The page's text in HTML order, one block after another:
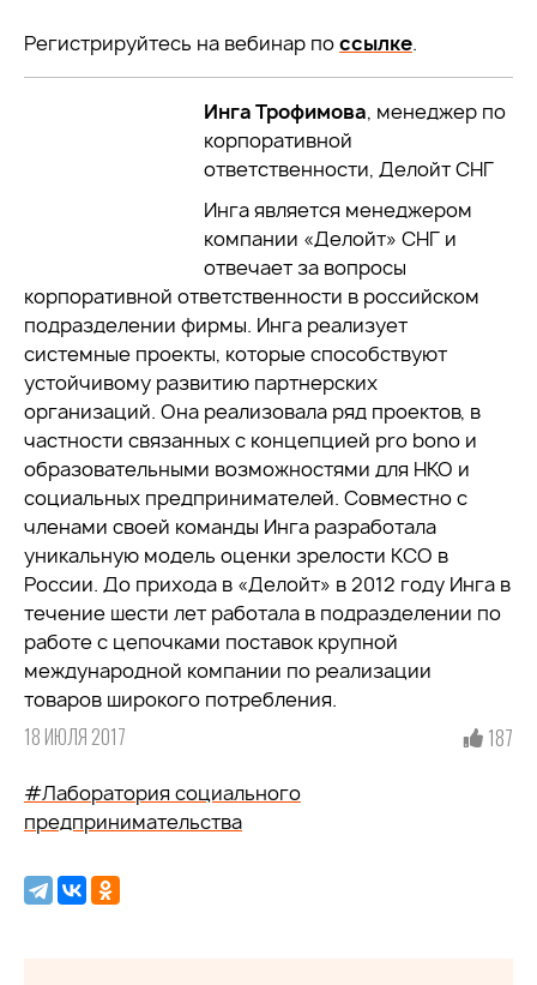
Регистрируйтесь на вебинар поссылке.
Инга Трофимова, менеджер по
корпоративной
ответственности, Делойт СНГ
Инга является менеджером
компании «Делойт» СНГ и
отвечает за вопросы
корпоративной ответственности в российском
подразделении фирмы. Инга реализует
системные проекты, которые способствуют
устойчивому развитию партнерских
организаций. Она реализовала ряд проектов, в
частности связанных с концепцией pro bono и
образовательными возможностями для НКО и
социальных предпринимателей. Совместно с
членами своей команды Инга разработала
уникальную модель оценки зрелости КСО в
России. До прихода в «Делойт» в 2012 году Инга в
течение шести лет работала в подразделении по
работе с цепочками поставок крупной
международной компании по реализации
товаров широкого потребления.
18 ИЮЛЯ 2017 187
#Лаборатория социального
предпринимательства